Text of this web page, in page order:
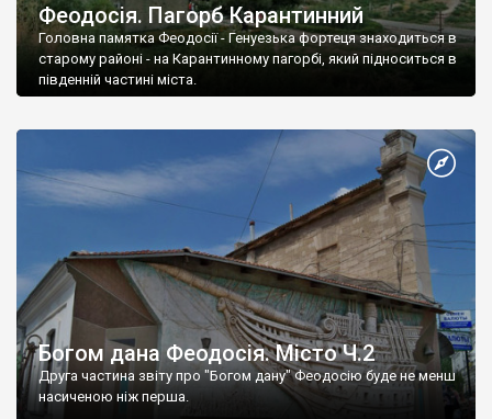
Феодосія. Пагорб Карантинний
Головна памятка Феодосії - Генуезька фортеця знаходиться в
старому районі - на Карантинному пагорбі, який підноситься в
південній частині міста.
Богом дана Феодосія. Місто Ч.2
Друга частина звіту про "Богом дану" Феодосію буде не менш
насиченою ніж перша.